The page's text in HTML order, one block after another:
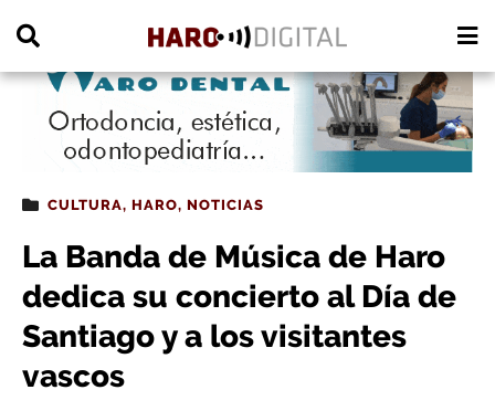
CULTURA, HARO, NOTICIAS
La Banda de Música de Haro
dedica su concierto al Día de
Santiago y a los visitantes
vascos